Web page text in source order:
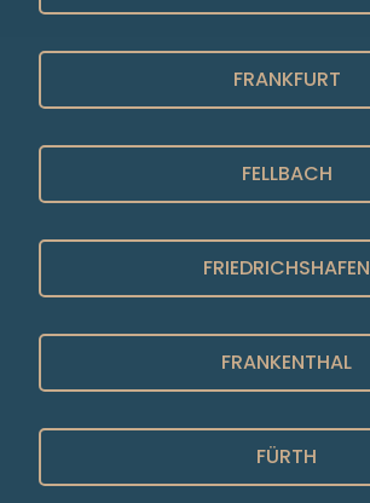
FRANKFURT
FELLBACH
FRIEDRICHSHAFEN
FRANKENTHAL
FÜRTH